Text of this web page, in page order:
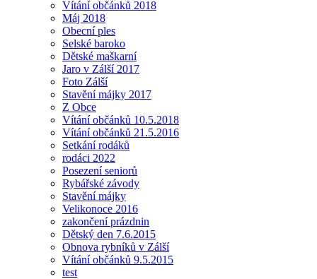
Vítání občánků 2018
Máj 2018
Obecní ples
Selské baroko
Dětské maškarní
Jaro v Zálší 2017
Foto Zálší
Stavění májky 2017
Z Obce
Vítání občánků 10.5.2018
Vítání občánků 21.5.2016
Setkání rodáků
rodáci 2022
Posezení seniorů
Rybářské závody
Stavění májky
Velikonoce 2016
zakončení prázdnin
Dětský den 7.6.2015
Obnova rybníků v Zálší
Vítání občánků 9.5.2015
test